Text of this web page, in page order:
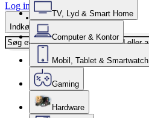
Log ind
Indkøbskurv
TV, Lyd & Smart Home
Computer & Kontor
Mobil, Tablet & Smartwatch
Gaming
Hardware